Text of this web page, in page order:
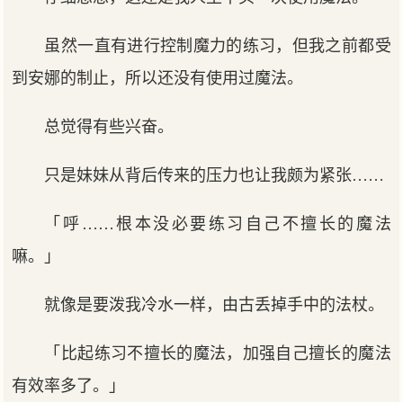
虽然一直有进行控制魔力的练习，但我之前都受
到安娜的制止，所以还没有使用过魔法。
总觉得有些兴奋。
只是妹妹从背后传来的压力也让我颇为紧张……
「呼……根本没必要练习自己不擅长的魔法
嘛。」
就像是要泼我冷水一样，由古丢掉手中的法杖。
「比起练习不擅长的魔法，加强自己擅长的魔法
有效率多了。」